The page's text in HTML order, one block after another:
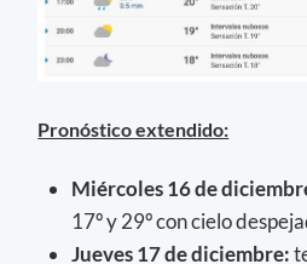
Pronóstico extendido:
Miércoles 16 de
17º y 29º con cielo
Jueves 17 de diciembre: